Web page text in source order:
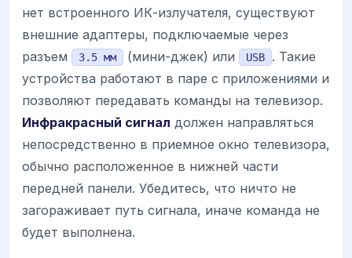
нет встроенного ИК-излучателя, существуют
внешние адаптеры, подключаемые через
разъем
3.5 мм (мини-джек) или USB
. Такие
устройства работают в паре с приложениями и
позволяют передавать команды на телевизор.
Инфракрасный сигнал должен направляться
непосредственно в приемное окно телевизора,
обычно расположенное в нижней части
передней панели. Убедитесь, что ничто не
загораживает путь сигнала, иначе команда не
будет выполнена.